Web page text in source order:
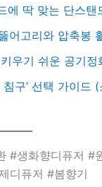
에 딱 맞는 단스탠
어고리와 압축봉
우기 쉬운 공기
구’ 선택 가이드
#생화향디퓨저 #
디퓨저 #봄향기